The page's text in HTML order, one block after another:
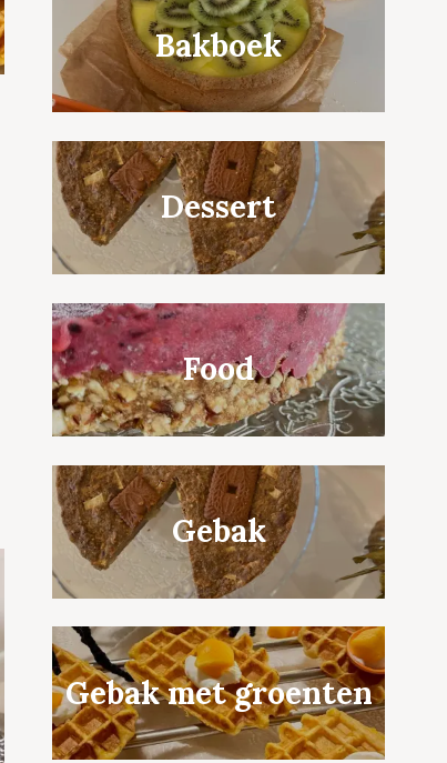
Bakboek
Dessert
Food
Gebak
Gebak met groenten